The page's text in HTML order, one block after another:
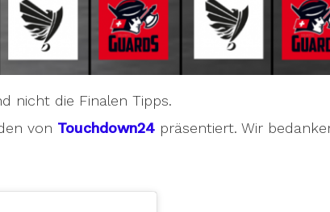
nicht die Finalen Tipps.
von Touchdown24 präsentiert. Wir